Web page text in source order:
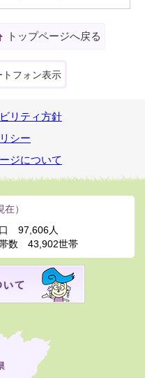
トップページへ戻る
トフォン表示
リティ方針
シー
ジについて
）
97,606人
数
43,902世帯